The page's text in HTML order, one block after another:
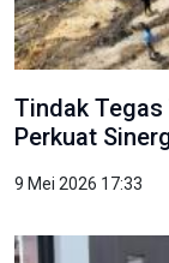
Tindak Tegas
Perkuat
9 Mei 2026 17:33